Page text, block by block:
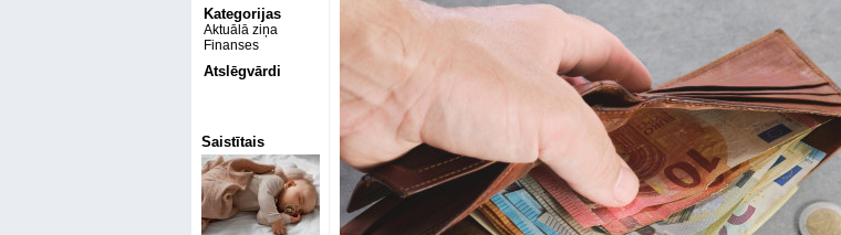
Kategorijas
Aktuālā ziņa
Finanses
Atslēgvārdi
Saistītais